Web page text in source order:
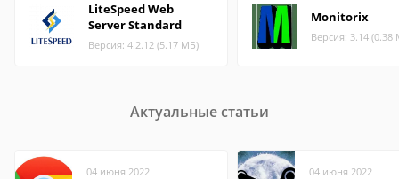
LiteSpeed Web
Server Standard
Версия: 4.2.12 (5.17 МБ)
Monitorix
Версия: 3.14 (0.38
Актуальные статьи
04 июня 2022 04 июня 2022